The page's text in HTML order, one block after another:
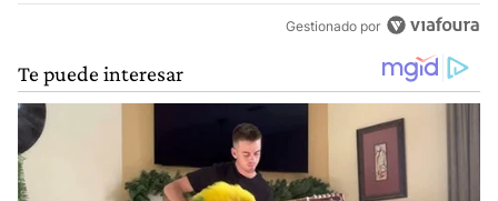
Gestionado por